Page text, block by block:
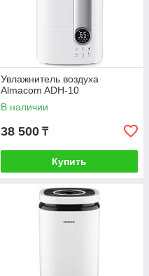
Увлажнитель воздуха
Almacom ADH-10
В наличии
38 500 ₸
Купить